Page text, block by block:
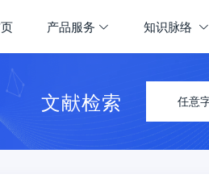
产品服务 知识脉络
文献检索 任意